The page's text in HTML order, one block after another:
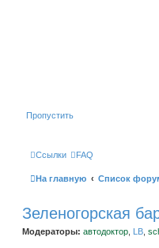
Пропустить
Ссылки FAQ
На главную Список
Зеленогорская
Модераторы: автодоктор LB